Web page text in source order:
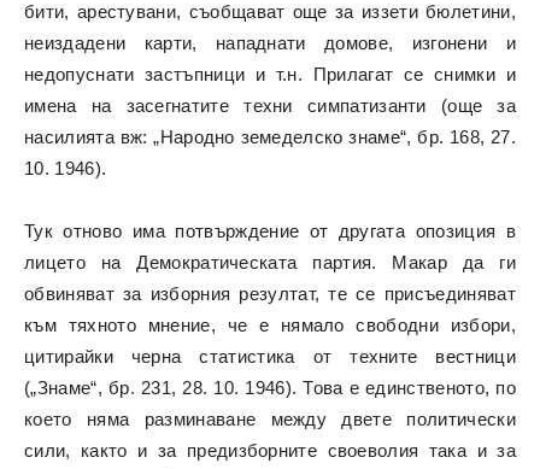
бити, арестувани, съобщават още за иззети бюлетини,
неиздадени карти, нападнати домове, изгонени и
недопуснати застъпници и т.н. Прилагат се снимки и
имена на засегнатите техни симпатизанти (още за
насилията вж: „Народно земеделско знаме“, бр. 168, 27.
10. 1946).
Тук отново има потвърждение от другата опозиция в
лицето на Демократическата партия. Макар да ги
обвиняват за изборния резултат, те се присъединяват
към тяхното мнение, че е нямало свободни избори,
цитирайки черна статистика от техните вестници
(„Знаме“, бр. 231, 28. 10. 1946). Това е единственото, по
което няма разминаване между двете политически
сили, както и за предизборните своеволия така и за